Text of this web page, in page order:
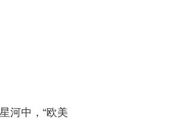
河中，“欧美